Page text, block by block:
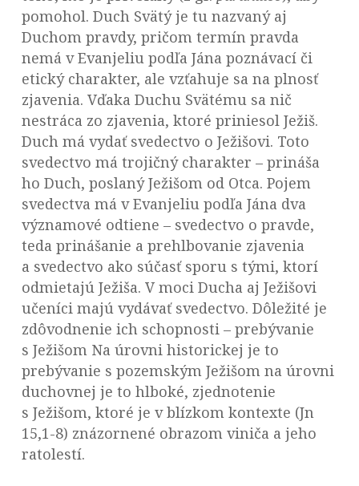
pomohol. Duch Svätý je tu nazvaný aj
Duchom pravdy, pričom termín pravda
nemá v Evanjeliu podľa Jána poznávací či
etický charakter, ale vzťahuje sa na plnosť
zjavenia. Vďaka Duchu Svätému sa nič
nestráca zo zjavenia, ktoré priniesol Ježiš.
Duch má vydať svedectvo o Ježišovi. Toto
svedectvo má trojičný charakter – prináša
ho Duch, poslaný Ježišom od Otca. Pojem
svedectva má v Evanjeliu podľa Jána dva
významové odtiene – svedectvo o pravde,
teda prinášanie a prehlbovanie zjavenia
a svedectvo ako súčasť sporu s tými, ktorí
odmietajú Ježiša. V moci Ducha aj Ježišovi
učeníci majú vydávať svedectvo. Dôležité je
zdôvodnenie ich schopnosti – prebývanie
s Ježišom Na úrovni historickej je to
prebývanie s pozemským Ježišom na úrovni
duchovnej je to hlboké, zjednotenie
s Ježišom, ktoré je v blízkom kontexte (Jn
15,1-8) znázornené obrazom viniča a jeho
ratolestí.